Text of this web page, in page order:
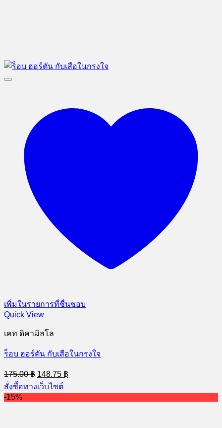
เพิ่มในรายการที่ชื่นชอบ
Quick View
เคท ดิคามิลโล
ร็อบ ฮอร์ตัน กับเสือในกรงใจ
175.00฿ Original
price
was:
175.00 ฿.
148.75 ฿
price
148.75 ฿.
สั่งซื้อทางเว็บไซต์
-15%